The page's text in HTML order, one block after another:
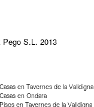
S.L. 2013
Casas en Tavernes de la Valldigna
Casas en Ondara